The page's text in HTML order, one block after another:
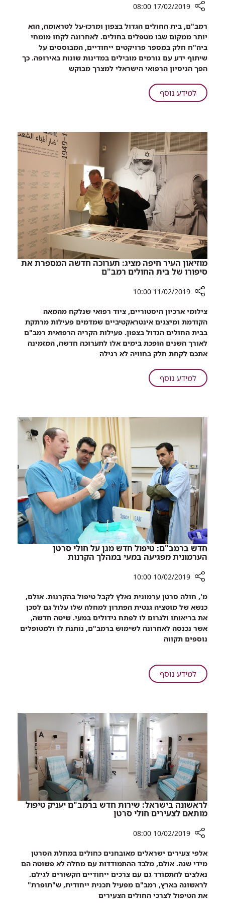
שיתוף
איך
הפך
רמב"ם
למרכז
שיתוף
ידע
מובילים
באירופה
17/02/2019 08:00
רמב"ם, בית החולים הגדול בצפון ומרכז-על לטראומה, הוא
יותר ממקום שבו מטפלים בחולים. לאחרונה לקחו מומחי
ביה"ח חלק במספר פרויקטים ייחודיים, המבוססים על
שיתוף ידע עם גורמים מובילים במדינות שונות באירופה. כך
הפך הניסיון הרפואי הישראלי למצרך מבוקש
למידע נוסףעל
איך
למרכז
שיתוף
ידע
עם
גורמים
רפואיים
מובילים
באירופה
מוזיאון העיר חיפה מציג: תערוכה חדשה המספרת את
סיפורו של בית החולים רמב"ם
שיתוף
מוזיאון
העיר
חיפה
מציג:
תערוכה
חדשה
11/02/2019 10:00
צילומי ארכיון היסטוריים, ציוד רפואי שנלקח מהמאה
הקודמת ומיצגים אינטראקטיביים שמדמים פעילות מרתקת
בבית החולים הגדול בצפון. פעילות הקריה הרפואית רמב"ם
לאורך השנים הופכת בימים אלו לתערוכה חדשה, המזמינה
אתכם לקחת חלק בחוויה לא רגילה
למידע נוסףעל
מוזיאון
חדשה
המספרת
את
סיפורו
של
בית
החולים
רמב"ם
חדש ברמב"ם: טיפול חדש מגן על חולי סרטן
הערמונית מפגיעה במעי במהלך הקרנות
שיתוף
חדש
ברמב"ם:
טיפול
חדש
על
חולי
הקרנות
10/02/2019 10:00
מ', חולה סרטן ערמונית נאלץ לקבל טיפול בהקרנות. אולם,
כנשא של מוטציה גנטית הפתרון למחלה שלו עלול גם לסכן
את בריאותו ולגרום לו לפתח גידולים במעי. שיטה חדשה,
אשר נכנסה לאחרונה לשימוש ברמב"ם, נותנת לו ולמטופלים
נוספים תקווה
למידע נוסףעל
חדש
חדש
מגן
על
חולי
סרטן
הערמונית
מפגיעה
במעי
במהלך
הקרנות
לראשונה בישראל: שירות חדש ברמב"ם יעניק טיפול
מותאם לצעירים חולי סרטן
שיתוף
לראשונה
בישראל:
שירות
חדש
10/02/2019 08:00
אלפי צעירים ישראלים מאובחנים כחולים במחלת הסרטן
מידי שנה. אולם, מלבד ההתמודדות עם מחלה לא פשוטה הם
נאלצים להתמודד גם עם צרכים ייחודיים הקשורים לגילם.
לראשונה בארץ, רמב"ם מפעיל תכנית ייחודית, ש"תופרת"
את הטיפול לצרכי החולים הצעירים